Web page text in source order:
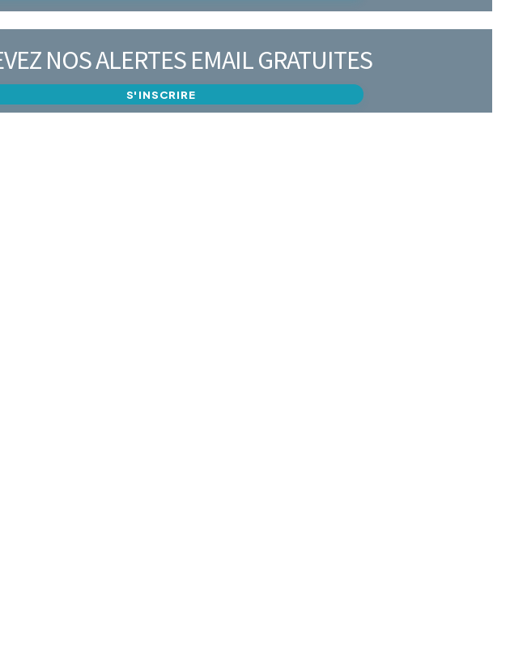
NOS ALERTES EMAIL GRATUITES
S'INSCRIRE